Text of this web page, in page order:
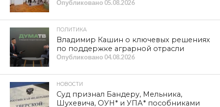
Опубликовано 05.08.2026
ПОЛИТИКА
Владимир Кашин о ключевых решениях
по поддержке аграрной отрасли
Опубликовано 04.08.2026
НОВОСТИ
Суд признал Бандеру, Мельника,
Шухевича, ОУН* и УПА* пособниками